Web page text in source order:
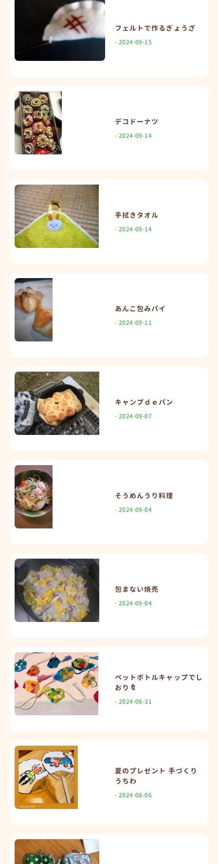
フェルトで作るぎょうざ
- 2024-09-15
デコドーナツ
- 2024-09-14
手拭きタオル
- 2024-09-14
あんこ包みパイ
- 2024-09-11
キャンプｄｅパン
- 2024-09-07
そうめんうり料理
- 2024-09-04
包まない焼売
- 2024-09-04
ペットボトルキャップでし
おり🔖
- 2024-08-31
夏のプレゼント 手づくり
うちわ
- 2024-08-06